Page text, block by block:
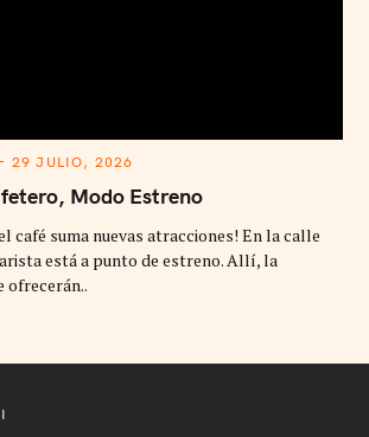
29 JULIO, 2026
Modo Estreno
café suma nuevas atracciones! En la calle
está a punto de estreno. Allí, la
ofrecerán..